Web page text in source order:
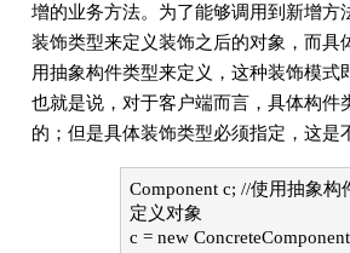
增的业务方法。为了能够调用到新增方
装饰类型来定义装饰之后的对象，而具
用抽象构件类型来定义，这种装饰模式
也就是说，对于客户端而言，具体构件
的；但是具体装饰类型必须指定，这是
Component c; //使用抽象构
定义对象
c = new